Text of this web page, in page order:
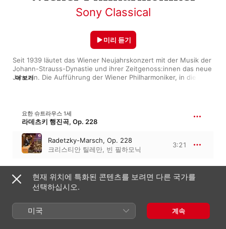
Sony Classical
Seit 1939 läutet das Wiener Neujahrskonzert mit der Musik der
Johann-Strauss-Dynastie und ihrer Zeitgenoss:innen das neue
Jahr ein. Die Aufführung der Wiener Philharmoniker, in diesem
Konzerts zu hören. Entdecke ein schillerndes Programm mit
Walzern, Märschen und Polkas – und halte Ausschau nach
wurden.
더 보기
미리 듣기
요한 슈트라우스 1세
라데츠키 행진곡, Op. 228
Radetzky-Marsch, Op. 228
크리스티안 틸레만, 빈 필하모닉
3:21
안톤 브루크너
Quadrille A Major, WAB 121
Orchestra by Wolfgang Dörner)
빈 필하모닉
5:26
현재 위치에 특화된 콘텐츠를 보려면 다른 국가를
선택하십시오.
미국 계속